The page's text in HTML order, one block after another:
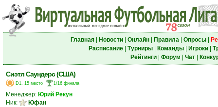
Главная| Новости| Онлайн| Правила| Опросы|
Расписание| Турниры| Команды| Игроки|
Рейтинги| Форум Чат|
Сиэтл Саундерс (США)
D1, 15 место 1/16 финала
Менеджер: Юрий Рекун
Ник:
Юфан